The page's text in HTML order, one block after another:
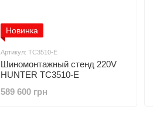
Новинка
Артикул: TC3510-E
Шиномонтажный стенд 220V
HUNTER TC3510-E
589 600 грн